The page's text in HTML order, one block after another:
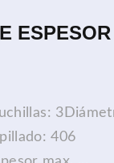
ESPESOR
406